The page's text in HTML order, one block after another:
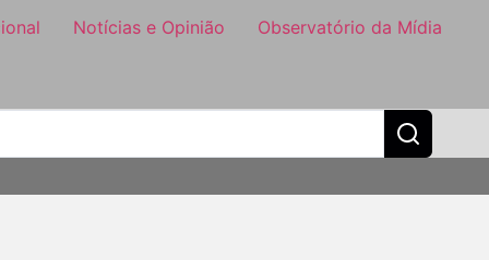
Notícias e Opinião Observatório da Mídia